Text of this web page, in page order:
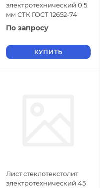
электротехнический 0,5
мм СТК ГОСТ 12652-74
По запросу
КУПИТЬ
Лист стеклотекстолит
электротехнический 45